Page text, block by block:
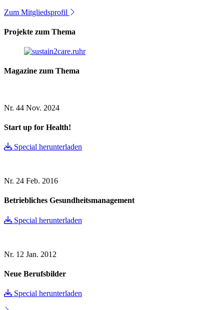
Zum Mitgliedsprofil
Projekte zum Thema
Magazine zum Thema
Nr. 44 Nov. 2024
Start up for Health!
Special herunterladen
Nr. 24 Feb. 2016
Betriebliches Gesundheitsmanagement
Special herunterladen
Nr. 12 Jan. 2012
Neue Berufsbilder
Special herunterladen